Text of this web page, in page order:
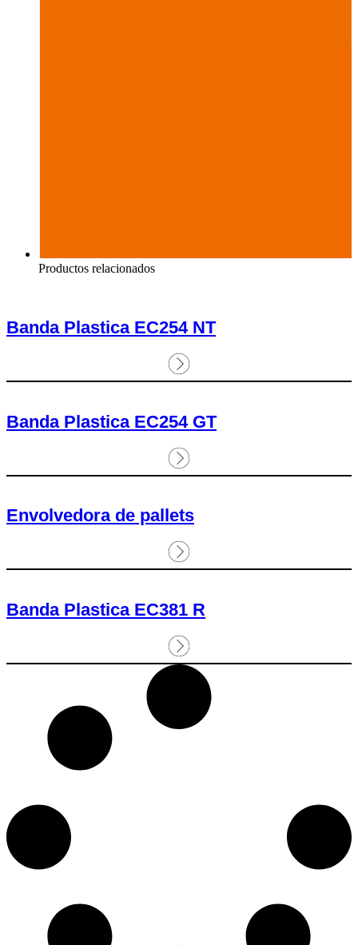
Productos relacionados
Banda Plastica EC254 NT
Banda Plastica EC254 GT
Envolvedora de pallets
Banda Plastica EC381 R